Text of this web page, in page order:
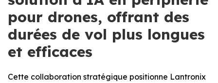
pour drones, offrant des
durées de vol plus longues
et efficaces
Cette collaboration stratégique positionne Lantronix